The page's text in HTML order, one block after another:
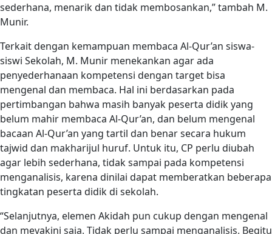
sederhana, menarik dan tidak membosankan,” tambah M.
Munir.
Terkait dengan kemampuan membaca Al-Qur’an siswa-
siswi Sekolah, M. Munir menekankan agar ada
penyederhanaan kompetensi dengan target bisa
mengenal dan membaca. Hal ini berdasarkan pada
pertimbangan bahwa masih banyak peserta didik yang
belum mahir membaca Al-Qur’an, dan belum mengenal
bacaan Al-Qur’an yang tartil dan benar secara hukum
tajwid dan makharijul huruf. Untuk itu, CP perlu diubah
agar lebih sederhana, tidak sampai pada kompetensi
menganalisis, karena dinilai dapat memberatkan beberapa
tingkatan peserta didik di sekolah.
“Selanjutnya, elemen Akidah pun cukup dengan mengenal
dan meyakini saja. Tidak perlu sampai menganalisis. Begitu